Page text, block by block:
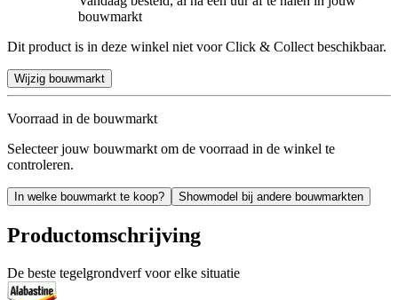
bouwmarkt
Dit product is in deze winkel niet voor Click & Collect beschikbaar.
Wijzig bouwmarkt
Voorraad in de bouwmarkt
Selecteer jouw bouwmarkt om de voorraad in de winkel te
controleren.
In welke bouwmarkt te koop? Showmodel bij andere bouwmarkten
Productomschrijving
De beste tegelgrondverf voor elke situatie